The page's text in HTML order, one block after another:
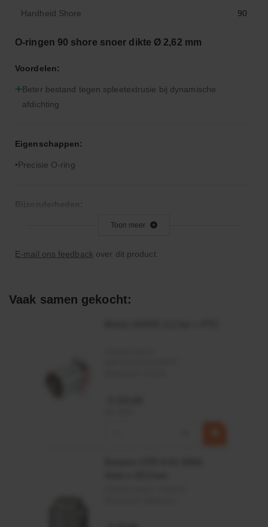
Hardheid Shore
90
O-ringen 90 shore snoer dikte Ø 2,62 mm
Voordelen:
Beter bestand tegen spleetextrusie bij dynamische
afdichting
Eigenschappen:
Precisie O-ring
Hardere rubbercompound dan 70° Shore A
Afdichtingen voor synthetische- en natuurlijke oliën
Toon meer
E-mail ons feedback over dit product.
Vaak samen gekocht: